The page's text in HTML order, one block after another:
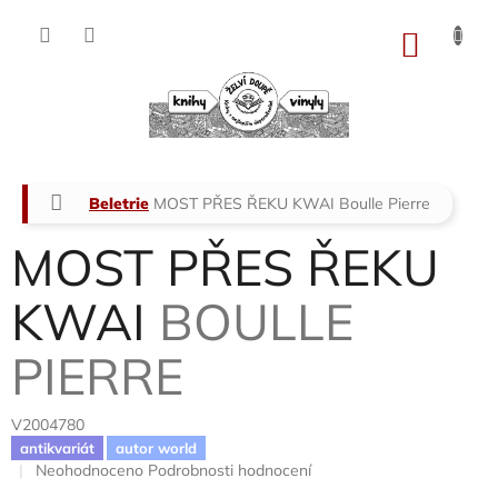
Domů
Beletrie MOST PŘES ŘEKU KWAI Boulle Pierre
MOST PŘES ŘEKU
KWAI BOULLE
PIERRE
V2004780
antikvariát autor world
Průměrné
Neohodnoceno Podrobnosti hodnocení